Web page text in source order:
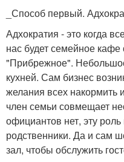
_Способ первый.
Адхократия - это когда
нас будет семейное
"Прибрежное".
кухней. Сам бизнес
желания всех накормить
член семьи совмещает
официантов нет, эту
родственники. Да и сам
зал, чтобы обслужить